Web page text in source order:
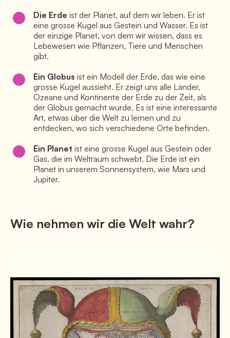
Die Erde ist der Planet, auf dem wir leben. Er ist
eine grosse Kugel aus Gestein und Wasser. Es ist
der einzige Planet, von dem wir wissen, dass es
Lebewesen wie Pflanzen, Tiere und Menschen
gibt.
Ein Globus ist ein Modell der Erde, das wie eine
grosse Kugel aussieht. Er zeigt uns alle Länder,
Ozeane und Kontinente der Erde zu der Zeit, als
der Globus gemacht wurde. Es ist eine interessante
Art, etwas über die Welt zu lernen und zu
entdecken, wo sich verschiedene Orte befinden.
Ein Planet ist eine grosse Kugel aus Gestein oder
Gas, die im Weltraum schwebt. Die Erde ist ein
Planet in unserem Sonnensystem, wie Mars und
Jupiter.
Wie nehmen wir die Welt wahr?